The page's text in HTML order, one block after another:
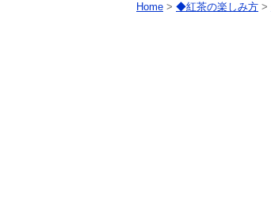
Home > ◆紅茶の楽しみ方 >